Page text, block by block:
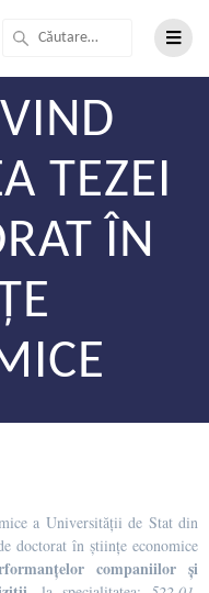
TEZEI
ÎN
a Universității de Stat din
doctorat în științe economice
companiilor și